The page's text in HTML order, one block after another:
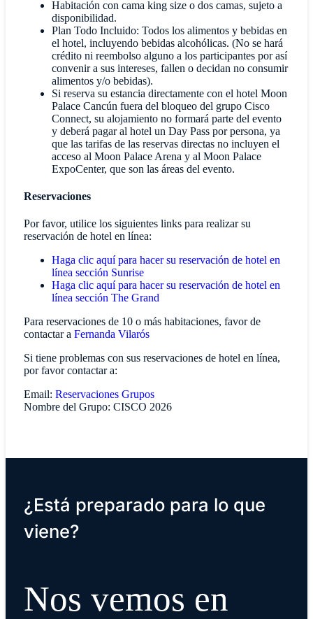
Habitación con cama king size o dos camas, sujeto a
disponibilidad.
Plan Todo Incluido: Todos los alimentos y bebidas en
el hotel, incluyendo bebidas alcohólicas. (No se hará
crédito ni reembolso alguno a los participantes por así
convenir a sus intereses, fallen o decidan no consumir
alimentos y/o bebidas).
Si reserva su estancia directamente con el hotel Moon
Palace Cancún fuera del bloqueo del grupo Cisco
Connect, su alojamiento no formará parte del evento
y deberá pagar al hotel un Day Pass por persona, ya
que las tarifas de las reservas directas no incluyen el
acceso al Moon Palace Arena y al Moon Palace
ExpoCenter, que son las áreas del evento.
Reservaciones
Por favor, utilice los siguientes links para realizar su
reservación de hotel en línea:
Haga clic aquí para hacer su reservación de hotel en
línea sección Sunrise
Haga clic aquí para hacer su reservación de hotel en
línea sección The Grand
Para reservaciones de 10 o más habitaciones, favor de
contactar a Fernanda Vilarós
Si tiene problemas con sus reservaciones de hotel en línea,
por favor contactar a:
Email: Reservaciones Grupos
Nombre del Grupo: CISCO 2026
¿Está preparado para lo que
viene?
Nos vemos en